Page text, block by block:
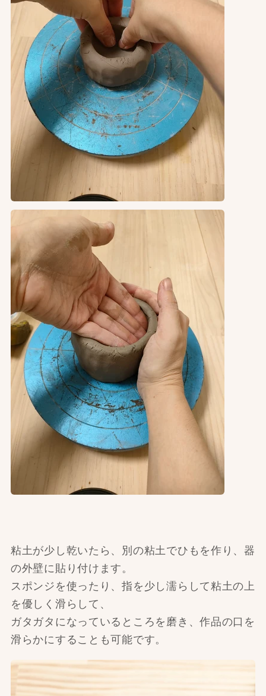
粘土が少し乾いたら、別の粘土でひもを作り、器
の外壁に貼り付けます。
スポンジを使ったり、指を少し濡らして粘土の上
を優しく滑らして、
ガタガタになっているところを磨き、作品の口を
滑らかにすることも可能です。